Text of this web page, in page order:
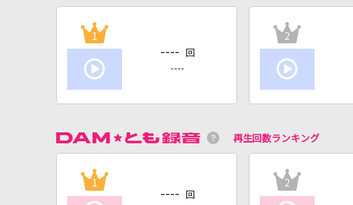
1
---- 回
----
2
再生回数ランキング
1
---- 回
2